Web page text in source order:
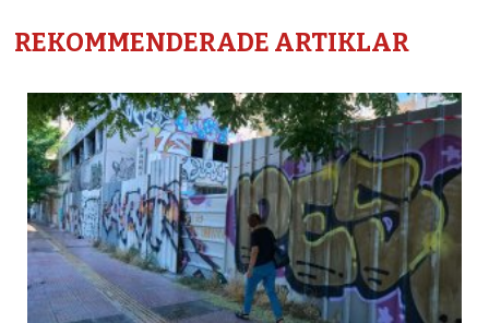
REKOMMENDERADE ARTIKLAR